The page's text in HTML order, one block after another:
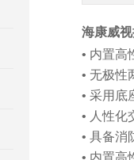
海康威
• 内置高
• 无极性
• 采用底
• 人性化
• 具备消
• 内置高